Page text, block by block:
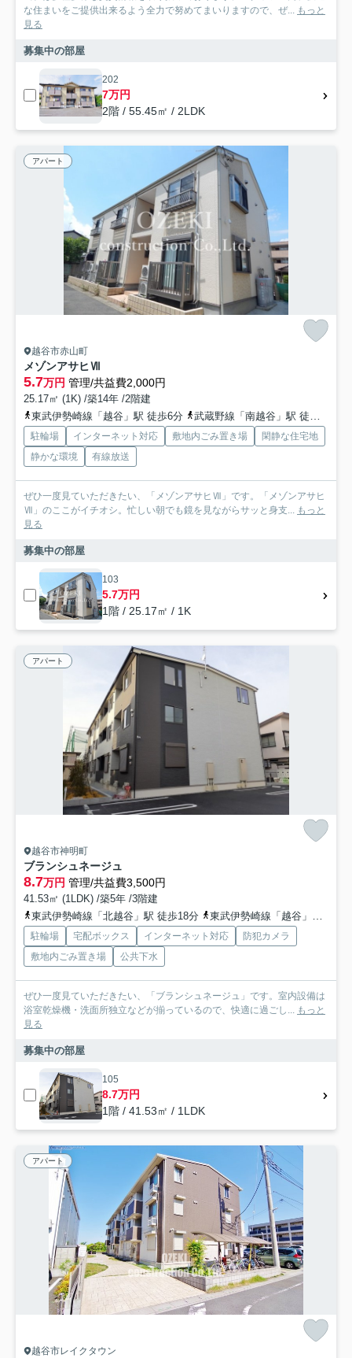
な住まいをご提供出来るよう全力で努めてまいりますので、ぜ...
もっと
見る
募集中の部屋
202
7万円
2階 / 55.45㎡ / 2LDK
アパート
越谷市赤山町
メゾンアサヒⅦ
5.7万円 管理/共益費2,000円
25.17㎡ (1K) /築14年 /2階建
東武伊勢崎線「越谷」駅 徒歩6分
武蔵野線「南越谷」駅 徒歩22分
駐輪場 インターネット対応 敷地内ごみ置き場
閑静な住宅地
静かな環境
有線放送
ぜひ一度見ていただきたい、「メゾンアサヒⅦ」です。「メゾンアサヒ
Ⅶ」のここがイチオシ。忙しい朝でも鏡を見ながらサッと身支...
もっと
見る
募集中の部屋
103
5.7万円
1階 / 25.17㎡ / 1K
アパート
越谷市神明町
ブランシュネージュ
8.7万円 管理/共益費3,500円
41.53㎡ (1LDK) /築5年 /3階建
東武伊勢崎線「北越谷」駅 徒歩18分
東武伊勢崎線「越谷」駅 徒歩23分
駐輪場 宅配ボックス インターネット対応
防犯カメラ
敷地内ごみ置き場
公共下水
ぜひ一度見ていただきたい、「ブランシュネージュ」です。室内設備は
浴室乾燥機・洗面所独立などが揃っているので、快適に過ごし...
もっと
見る
募集中の部屋
105
8.7万円
1階 / 41.53㎡ / 1LDK
アパート
越谷市レイクタウン